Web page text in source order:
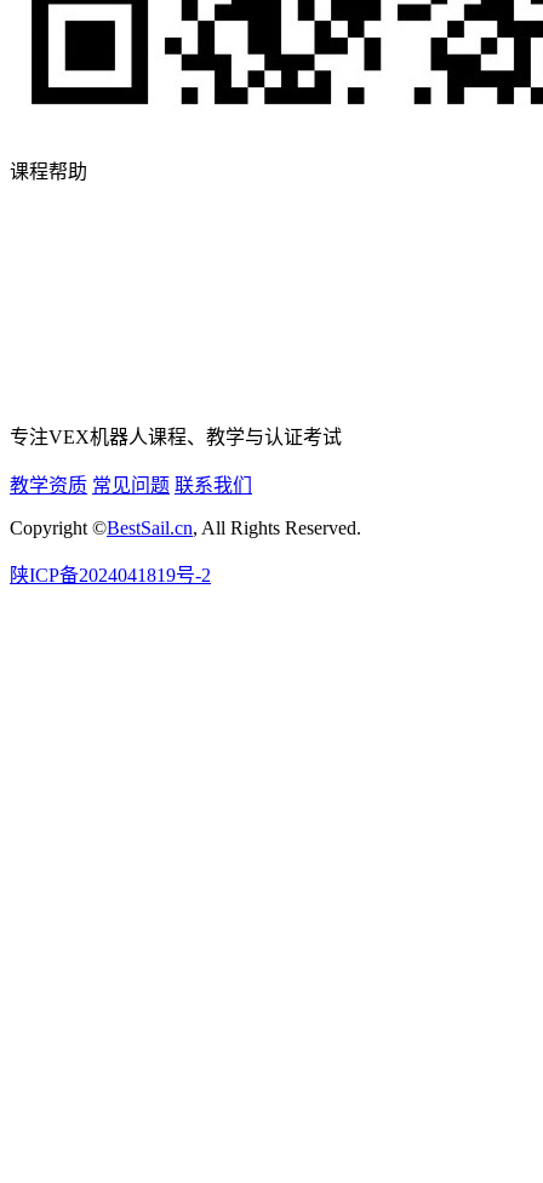
课程帮助
专注VEX机器人课程、教学与认证考试
教学资质 常见问题 联系我们
Copyright ©BestSail.cn, All Rights Reserved.
陕ICP备2024041819号-2